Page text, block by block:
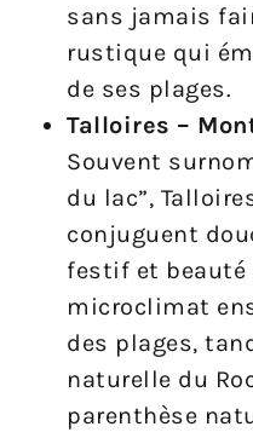
sans jamais
rustique qui
de ses plages.
Talloires –
Souvent
du lac”,
conjuguent
festif et beauté
microclimat
des plages,
naturelle du
parenthèse